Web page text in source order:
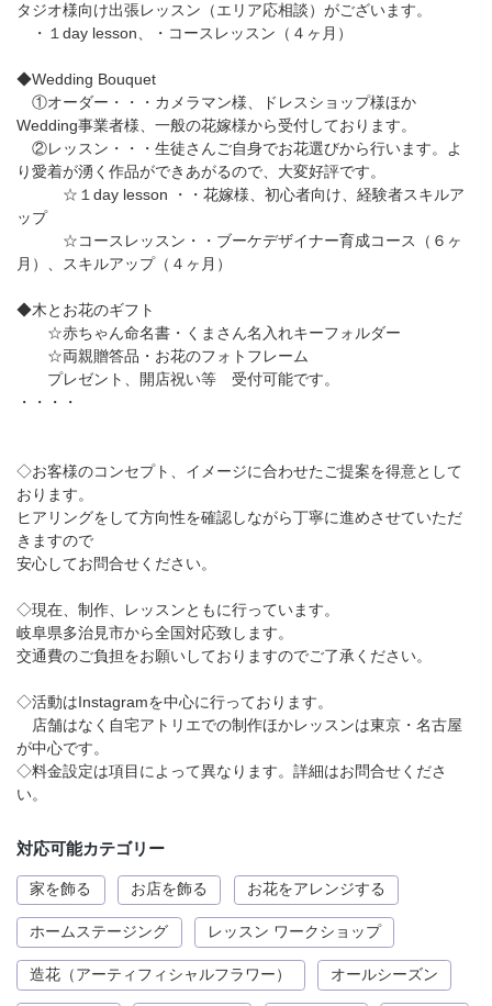
タジオ様向け出張レッスン（エリア応相談）がございます。
・１day lesson、・コースレッスン（４ヶ月）
◆Wedding Bouquet
①オーダー・・・カメラマン様、ドレスショップ様ほか
Wedding事業者様、一般の花嫁様から受付しております。
②レッスン・・・生徒さんご自身でお花選びから行います。よ
り愛着が湧く作品ができあがるので、大変好評です。
☆１day lesson ・・花嫁様、初心者向け、経験者スキルア
ップ
☆コースレッスン・・ブーケデザイナー育成コース（６ヶ
月）、スキルアップ（４ヶ月）
◆木とお花のギフト
☆赤ちゃん命名書・くまさん名入れキーフォルダー
☆両親贈答品・お花のフォトフレーム
プレゼント、開店祝い等 受付可能です。
・・・・
◇お客様のコンセプト、イメージに合わせたご提案を得意として
おります。
ヒアリングをして方向性を確認しながら丁寧に進めさせていただ
きますので
安心してお問合せください。
◇現在、制作、レッスンともに行っています。
岐阜県多治見市から全国対応致します。
交通費のご負担をお願いしておりますのでご了承ください。
◇活動はInstagramを中心に行っております。
店舗はなく自宅アトリエでの制作ほかレッスンは東京・名古屋
が中心です。
◇料金設定は項目によって異なります。詳細はお問合せくださ
い。
対応可能カテゴリー
家を飾る お店を飾る お花をアレンジする
ホームステージング レッスン ワークショップ
造花（アーティフィシャルフラワー） オールシーズン